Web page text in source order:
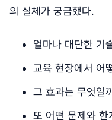
의 실체가 궁금했다.
얼마나 대단한 기
교육 현장에서 어
그 효과는 무엇일
또 어떤 문제와 한